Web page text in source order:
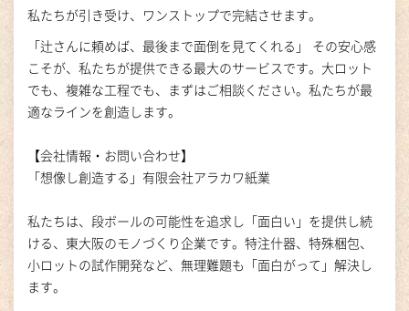
私たちが引き受け、ワンストップで完結させます。
「辻さんに頼めば、最後まで面倒を見てくれる」 その安心感
こそが、私たちが提供できる最大のサービスです。大ロット
でも、複雑な工程でも、まずはご相談ください。私たちが最
適なラインを創造します。
【会社情報・お問い合わせ】
「想像し創造する」有限会社アラカワ紙業
私たちは、段ボールの可能性を追求し「面白い」を提供し続
ける、東大阪のモノづくり企業です。特注什器、特殊梱包、
小ロットの試作開発など、無理難題も「面白がって」解決し
ます。